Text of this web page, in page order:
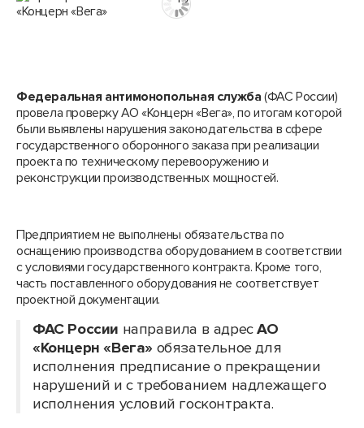
Федеральная антимонопольная служба (ФАС России)
провела проверку АО «Концерн «Вега», по итогам которой
были выявлены нарушения законодательства в сфере
государственного оборонного заказа при реализации
проекта по техническому перевооружению и
реконструкции производственных мощностей.
Предприятием не выполнены обязательства по
оснащению производства оборудованием в соответствии
с условиями государственного контракта. Кроме того,
часть поставленного оборудования не соответствует
проектной документации.
ФАС России направила в адресАО
«Концерн «Вега» обязательное для
исполнения предписание о прекращении
нарушений и с требованием надлежащего
исполнения условий госконтракта.